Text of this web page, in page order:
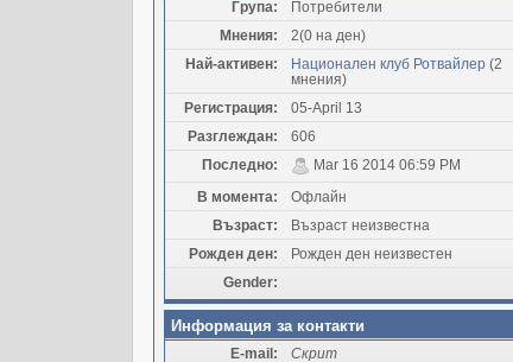
Група:
Потребители
Мнения:
2(0 на ден)
Най-активен:
Национален клуб Ротвайлер(2
мнения)
Регистрация:
05-April 13
Разглеждан:
606
Последно:
Mar 16 2014 06:59 PM
В момента:
Офлайн
Възраст:
Възраст неизвестна
Рожден ден:
Рожден ден неизвестен
Gender:
Информация за контакти
E-mail: Скрит